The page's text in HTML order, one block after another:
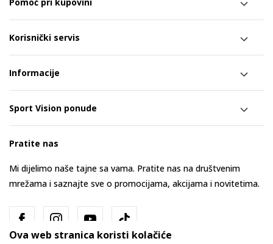
Korisnički servis
Informacije
Sport Vision ponude
Pratite nas
Mi dijelimo naše tajne sa vama. Pratite nas na društvenim
mrežama i saznajte sve o promocijama, akcijama i novitetima.
Ova web stranica koristi kolačiće